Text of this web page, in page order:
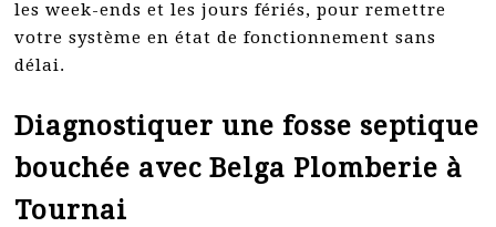
les week-ends et les jours fériés, pour remettre
votre système en état de fonctionnement sans
délai.
Diagnostiquer une fosse septique
bouchée avec Belga Plomberie à
Tournai